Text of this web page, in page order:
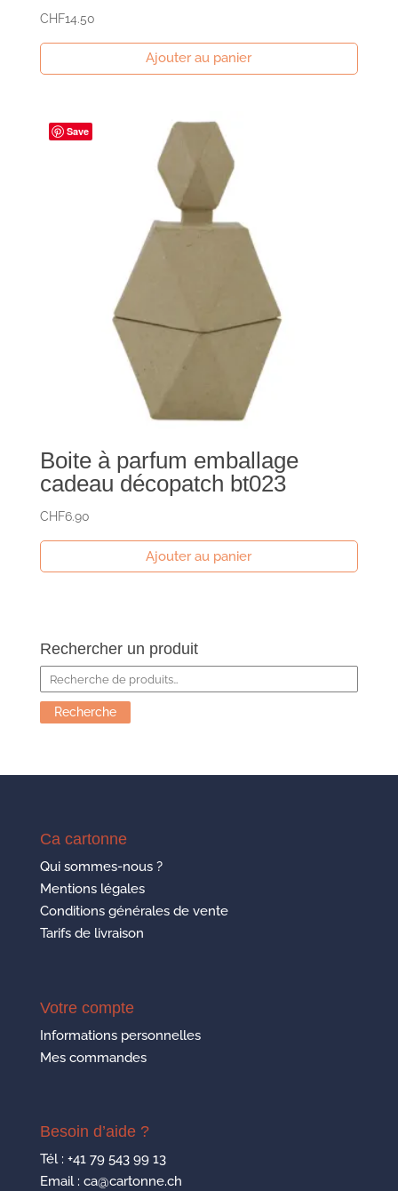
CHF14.50
Ajouter au panier
Save
Boite à parfum emballage
cadeau décopatch bt023
CHF6.90
Ajouter au panier
Rechercher un produit
Recherche
pour :
Recherche
Ca cartonne
Qui sommes-nous ?
Mentions légales
Conditions générales de vente
Tarifs de livraison
Votre compte
Informations personnelles
Mes commandes
Besoin d’aide ?
Tél : +41 79 543 99 13
Email : ca@cartonne.ch